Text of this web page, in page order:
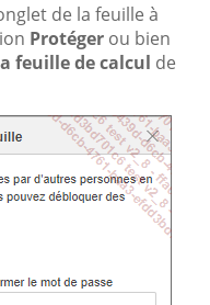
de la feuille à
Protéger ou bien
feuille de calcul de